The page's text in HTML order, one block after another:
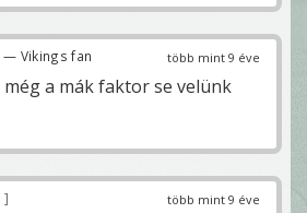
több mint 9 éve
— Vikings fan
még a mák faktor se velünk
több mint 9 éve